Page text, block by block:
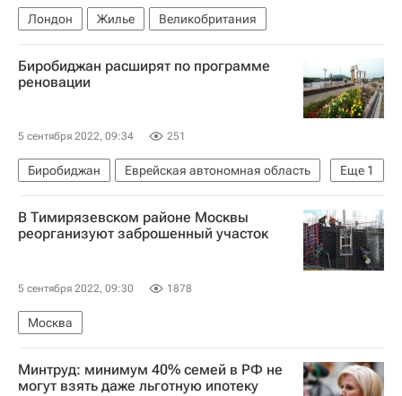
Лондон Жилье Великобритания
Биробиджан расширят по программе
реновации
5 сентября 2022, 09:34 251
Еще 1
Биробиджан
Еврейская автономная область
Реновация
В Тимирязевском районе Москвы
реорганизуют заброшенный участок
5 сентября 2022, 09:30 1878
Москва
Минтруд: минимум 40% семей в РФ не
могут взять даже льготную ипотеку